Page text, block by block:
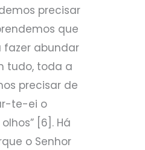
precisar
que
fazer abundar
tudo, toda a
precisar de
te-ei o
[6]. Há
o Senhor